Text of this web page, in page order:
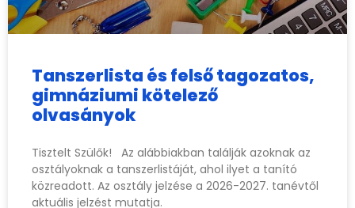
Tanszerlista és felső tagozatos,
gimnáziumi kötelező
olvasányok
Tisztelt Szülők! Az alábbiakban találják azoknak az
osztályoknak a tanszerlistáját, ahol ilyet a tanító
közreadott. Az osztály jelzése a 2026-2027. tanévtől
aktuális jelzést mutatja.